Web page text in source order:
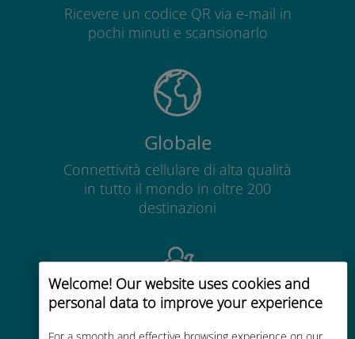
Welcome! Our website uses cookies and
personal data to improve your experience
For a smooth and effective browsing experience on our
Ricevere un codice QR via e-mail in
pochi minuti e scansionarlo
Globale
Connettività cellulare di alta qualità
in tutto il mondo in oltre 200
destinazioni
Economico